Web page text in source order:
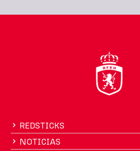
REDSTICKS
NOTICIAS